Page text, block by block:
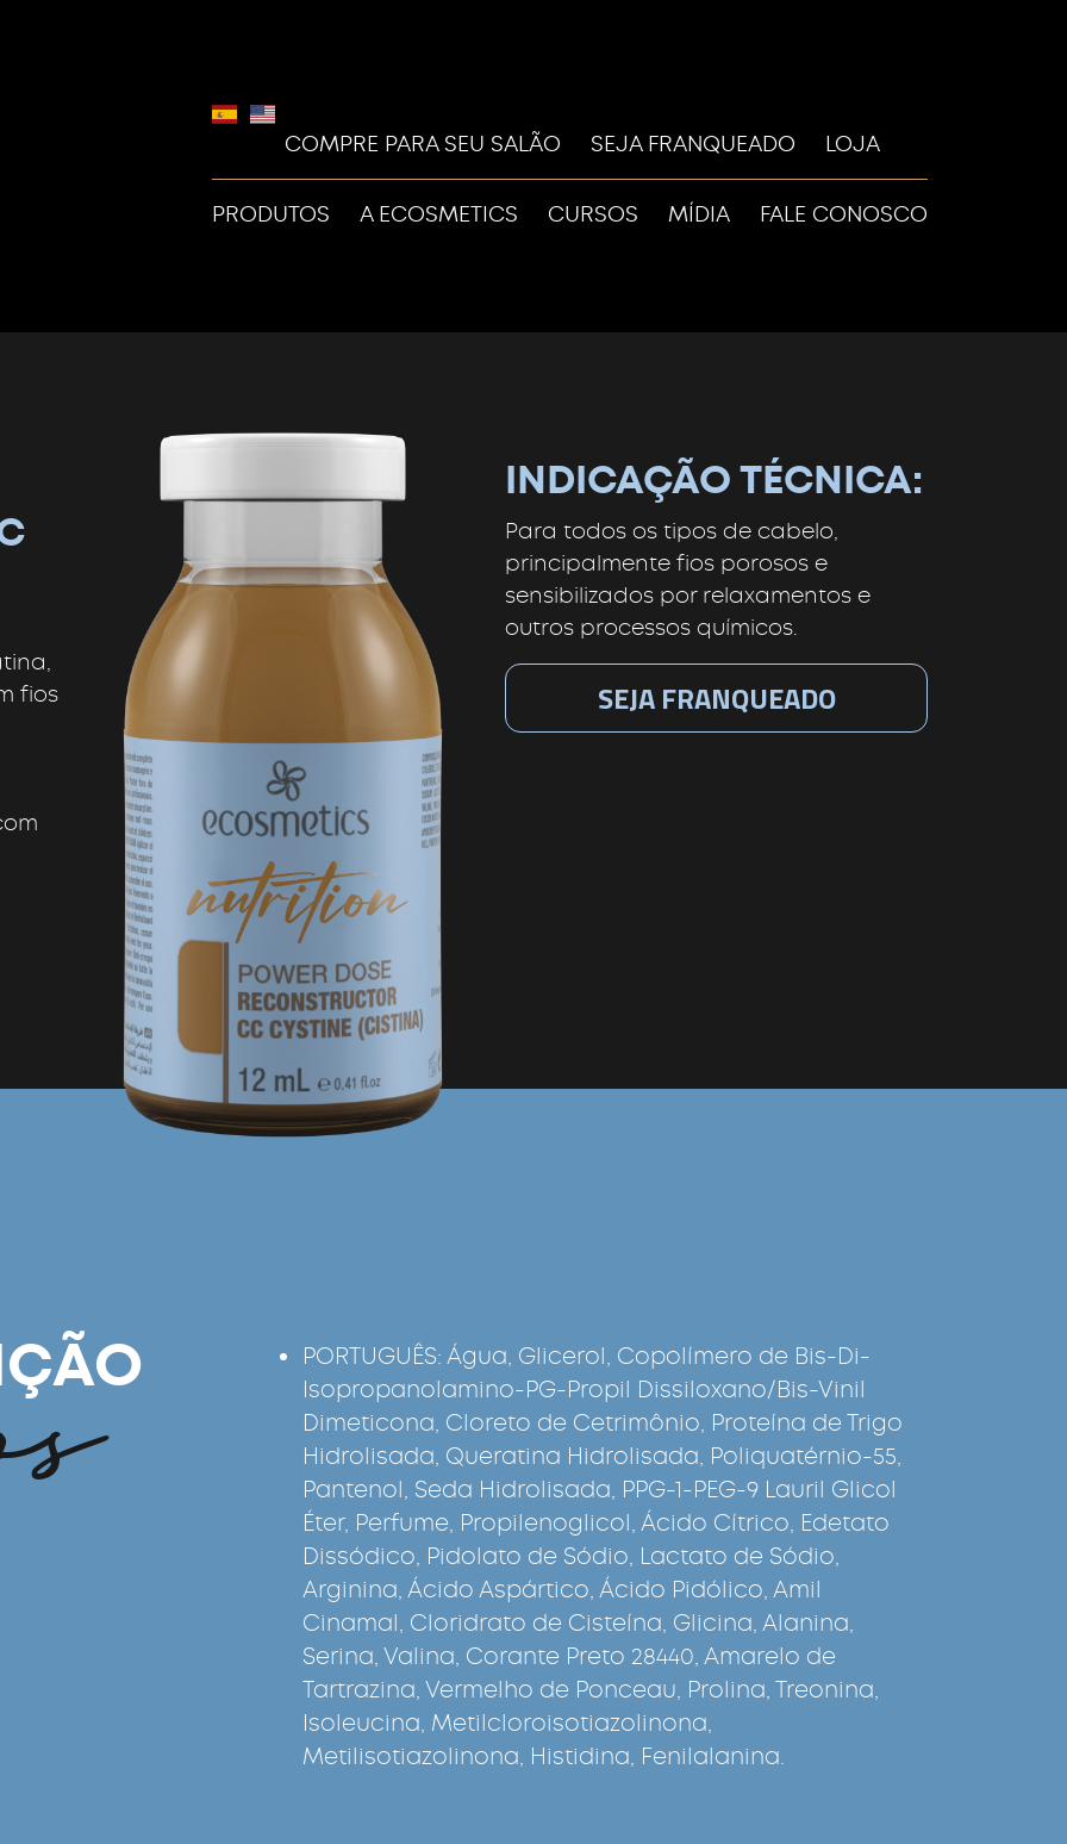
COMPRE PARA SEU SALÃO SEJA FRANQUEADO LOJA
PRODUTOS A ECOSMETICS CURSOS MÍDIA FALE CONOSCO
fios
INDICAÇÃO TÉCNICA:
Para todos os tipos de cabelo,
principalmente fios porosos e
sensibilizados por relaxamentos e
outros processos químicos.
SEJA FRANQUEADO
PORTUGUÊS: Água, Glicerol, Copolímero de Bis-Di-
Isopropanolamino-PG-Propil Dissiloxano/Bis-Vinil
Dimeticona, Cloreto de Cetrimônio, Proteína de Trigo
Hidrolisada, Queratina Hidrolisada, Poliquatérnio-55,
Pantenol, Seda Hidrolisada, PPG-1-PEG-9 Lauril Glicol
Éter, Perfume, Propilenoglicol, Ácido Cítrico, Edetato
Dissódico, Pidolato de Sódio, Lactato de Sódio,
Arginina, Ácido Aspártico, Ácido Pidólico, Amil
Cinamal, Cloridrato de Cisteína, Glicina, Alanina,
Serina, Valina, Corante Preto 28440, Amarelo de
Tartrazina, Vermelho de Ponceau, Prolina, Treonina,
Isoleucina, Metilcloroisotiazolinona,
Metilisotiazolinona, Histidina, Fenilalanina.